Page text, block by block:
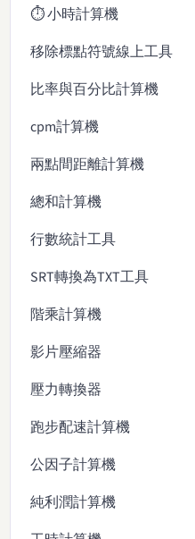
⏱️ 小時計算機
移除標點符號線上工具
比率與百分比計算機
cpm計算機
兩點間距離計算機
總和計算機
行數統計工具
SRT轉換為TXT工具
階乘計算機
影片壓縮器
壓力轉換器
跑步配速計算機
公因子計算機
純利潤計算機